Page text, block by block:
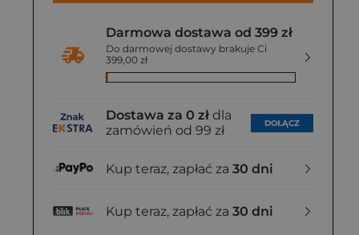
Darmowa dostawa od 399 zł
Do darmowej dostawy brakuje Ci
399,00 zł
Dostawa za 0 zł dla
zamówień od 99 zł
DOŁĄCZ
Kup teraz, zapłać za 30 dni
Kup teraz, zapłać za 30 dni